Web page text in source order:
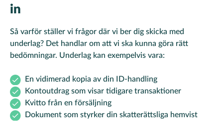
in
Så varför ställer vi frågor där vi ber dig skicka med
underlag? Det handlar om att vi ska kunna göra rätt
bedömningar. Underlag kan exempelvis vara:
En vidimerad kopia av din ID-handling
Kontoutdrag som visar tidigare transaktioner
Kvitto från en försäljning
Dokument som styrker din skatterättsliga hemvist